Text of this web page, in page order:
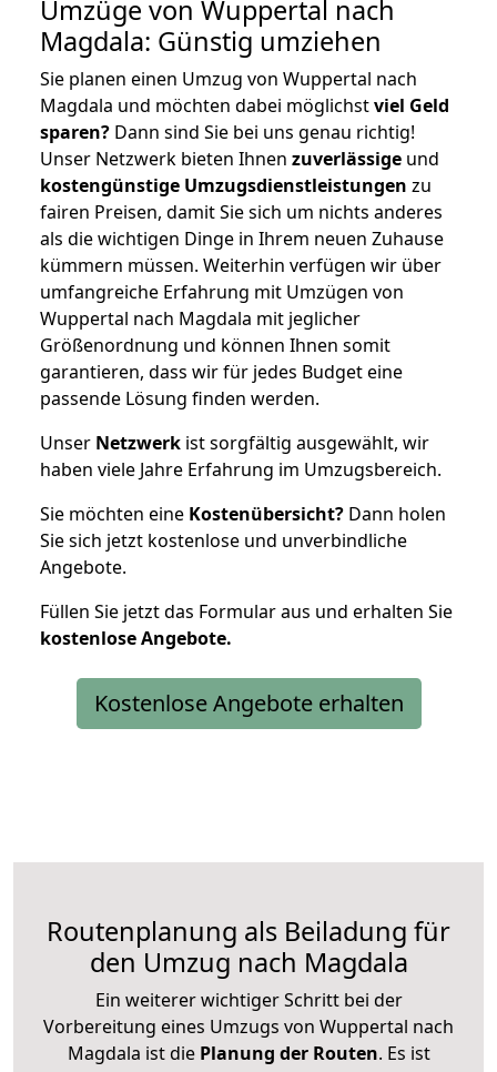
Umzüge von Wuppertal nach
Magdala: Günstig umziehen
Sie planen einen Umzug von Wuppertal nach
Magdala und möchten dabei möglichstviel Geld
sparen? Dann sind Sie bei uns genau richtig!
Unser Netzwerk bieten Ihnen zuverlässige und
kostengünstige Umzugsdienstleistungen zu
fairen Preisen, damit Sie sich um nichts anderes
als die wichtigen Dinge in Ihrem neuen Zuhause
kümmern müssen. Weiterhin verfügen wir über
umfangreiche Erfahrung mit Umzügen von
Wuppertal nach Magdala mit jeglicher
Größenordnung und können Ihnen somit
garantieren, dass wir für jedes Budget eine
passende Lösung finden werden.
Unser Netzwerk ist sorgfältig ausgewählt, wir
haben viele Jahre Erfahrung im Umzugsbereich.
Sie möchten eine Kostenübersicht? Dann holen
Sie sich jetzt kostenlose und unverbindliche
Angebote.
Füllen Sie jetzt das Formular aus und erhalten Sie
kostenloseAngebote.
Kostenlose Angebote erhalten
Routenplanung als Beiladung für
den Umzug nach Magdala
Ein weiterer wichtiger Schritt bei der
Vorbereitung eines Umzugs von Wuppertal nach
Magdala ist diePlanung der Routen. Es ist